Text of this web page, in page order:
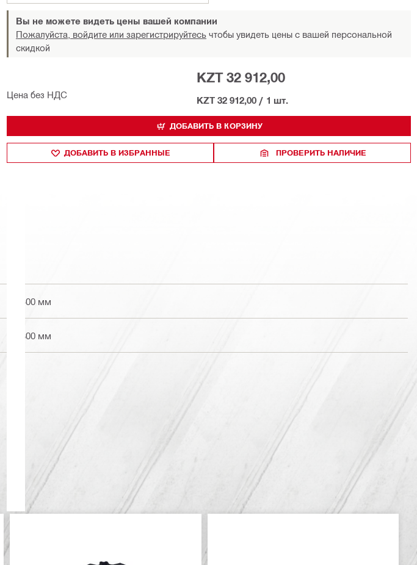
Вы не можете видеть цены вашей компании
Пожалуйста, войдите или зарегистрируйтесь чтобы увидеть цены с вашей персональной
скидкой
Цена без НДС
KZT 32 912,00
KZT 32 912,00 / 1 шт.
ДОБАВИТЬ В КОРЗИНУ
ДОБАВИТЬ В ИЗБРАННЫЕ ПРОВЕРИТЬ НАЛИЧИЕ
2400 мм
1300 мм